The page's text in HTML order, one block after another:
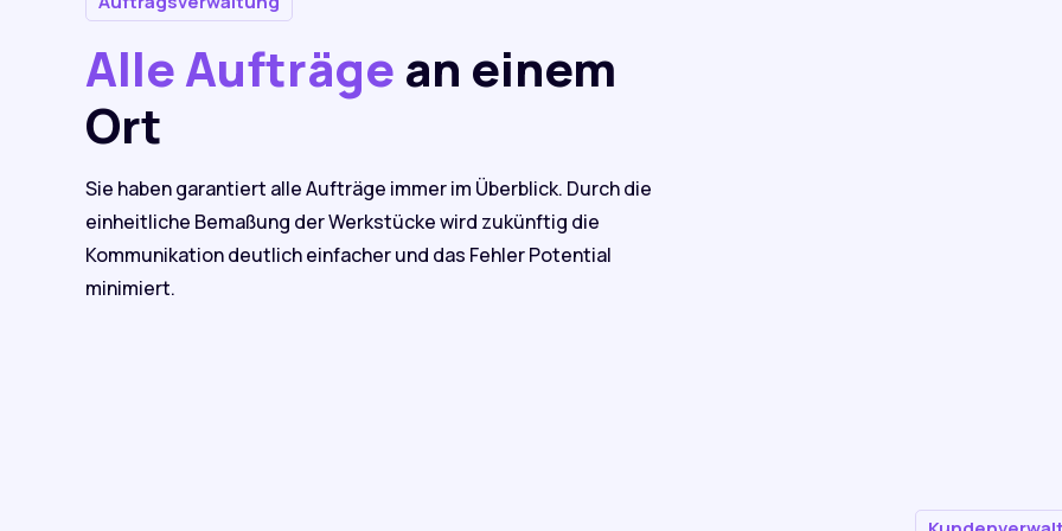
Alle Aufträge an einem
Ort
Sie haben garantiert alle Aufträge immer im Überblick. Durch die
einheitliche Bemaßung der Werkstücke wird zukünftig die
Kommunikation deutlich einfacher und das Fehler Potential
minimiert.